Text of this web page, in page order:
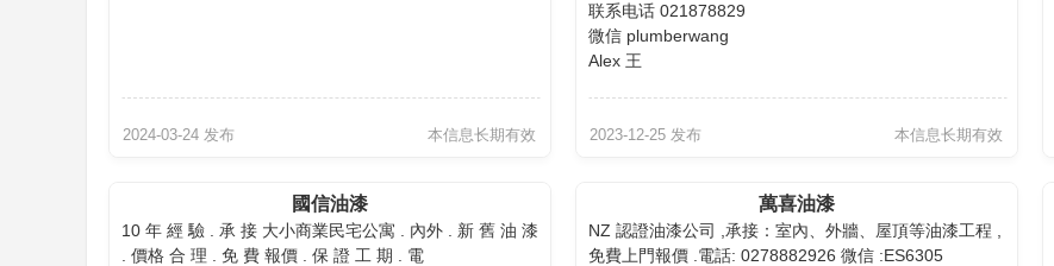
本信息长期有效
2024-03-24 发布
联系电话 021878829
微信 plumberwang
Alex 王
本信息长期有效
2023-12-25 发布
國信油漆
10 年 經 驗 . 承 接 大小商業民宅公寓 . 內外 . 新 舊 油 漆
. 價格 合 理 . 免 費 報價 . 保 證 工 期 . 電
萬喜油漆
NZ 認證油漆公司 ,承接：室內、外牆、屋頂等油漆工程 ,
免費上門報價 .電話: 0278882926 微信 :ES6305